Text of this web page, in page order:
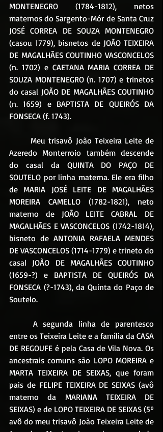
MONTENEGRO (1784-1812), netos
maternos do Sargento-Mór de Santa Cruz
JOSÉ CORREA DE SOUZA MONTENEGRO
(casou 1779), bisnetos de JOÃO TEIXEIRA
DE MAGALHÃES COUTINHO VASCONCELOS
(n. 1702) e CAETANA MARIA CORREA DE
SOUZA MONTENEGRO (n. 1707) e trinetos
do casal JOÃO DE MAGALHÃES COUTINHO
(n. 1659) e BAPTISTA DE QUEIRÓS DA
FONSECA (f. 1743).
	Meu trisavô João Teixeira Leite de
Azeredo Monterroio também descende
do casal da QUINTA DO PAÇO DE
SOUTELO por linha materna. Ele era filho
de MARIA JOSÉ LEITE DE MAGALHÃES
MOREIRA CAMELLO (1782-1821), neto
materno de JOÃO LEITE CABRAL DE
MAGALHÃES E VASCONCELOS (1742-1814),
bisneto de ANTONIA RAFAELA MENDES
DE VASCONCELOS (1714-1779) e trineto do
casal JOÃO DE MAGALHÃES COUTINHO
(1659-?) e BAPTISTA DE QUEIRÓS DA
FONSECA (?-1743), da Quinta do Paço de
Soutelo.
entre os Teixeira Leite e a família da CASA
DE REGOUFE é pela Casa de Vila Nova. Os
ancestrais comuns são LOPO MOREIRA e
MARTA TEIXEIRA DE SEIXAS, que foram
pais de FELIPE TEIXEIRA DE SEIXAS (avô
materno da MARIANA TEIXEIRA DE
SEIXAS) e de LOPO TEIXEIRA DE SEIXAS (5º
avô do meu trisavô João Teixeira Leite de